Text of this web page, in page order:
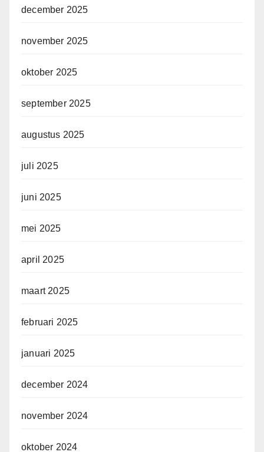
december 2025
november 2025
oktober 2025
september 2025
augustus 2025
juli 2025
juni 2025
mei 2025
april 2025
maart 2025
februari 2025
januari 2025
december 2024
november 2024
oktober 2024